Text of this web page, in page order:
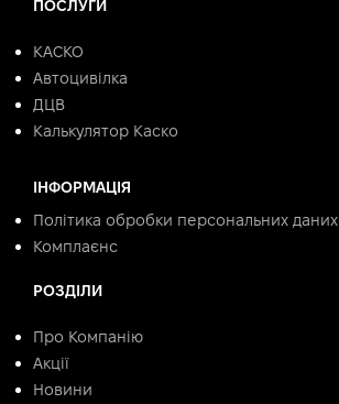
ПОСЛУГИ
КАСКО
Автоцивілка
ДЦВ
Калькулятор Каско
ІНФОРМАЦІЯ
Політика обробки персональних даних
Комплаєнс
РОЗДІЛИ
Про Компанію
Акції
Новини